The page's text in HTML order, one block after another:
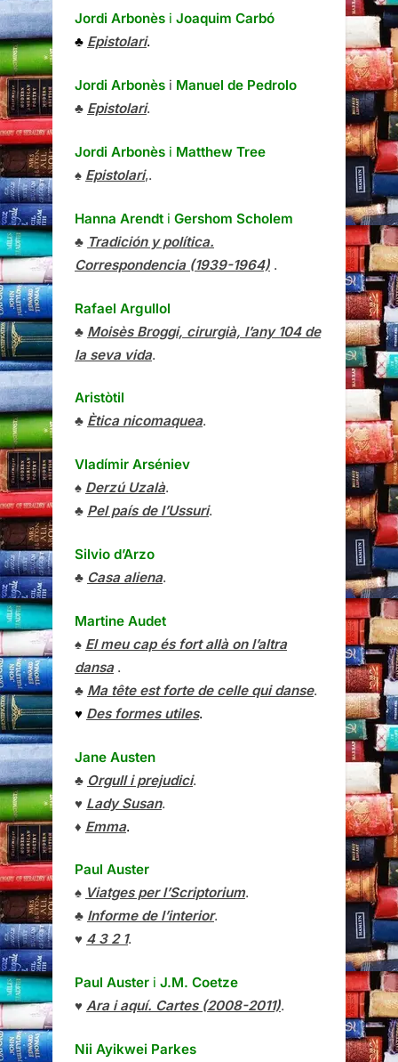
Jordi Arbonès i Joaquim Carbó
♣ Epistolari.
Jordi Arbonès i Manuel de Pedrolo
♣ Epistolari.
Jordi Arbonès i Matthew Tree
♠ Epistolari,.
Hanna Arendt i Gershom Scholem
♣ Tradición y política.
Correspondencia (1939-1964) .
Rafael Argullol
♣ Moisès Broggi, cirurgià, l’any 104 de
la seva vida.
Aristòtil
♣ Ètica nicomaquea.
Vladímir Arséniev
♠ Derzú Uzalà.
♣ Pel país de l’Ussuri.
Silvio d’Arzo
♣ Casa aliena.
Martine Audet
♠ El meu cap és fort allà on l’altra
dansa.
♣ Ma tête est forte de celle qui danse.
♥ Des formes utiles.
Jane Austen
♣ Orgull i prejudici.
♥ Lady Susan.
♦ Emma.
Paul Auster
♠ Viatges per l’Scriptorium.
♣ Informe de l’interior.
♥ 4 3 2 1.
Paul Auster i J.M. Coetze
♥ Ara i aquí. Cartes (2008-2011).
Nii Ayikwei Parkes